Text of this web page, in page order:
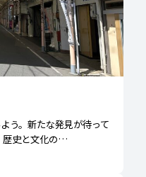
う。新たな発見が待って
歴史と文化の…